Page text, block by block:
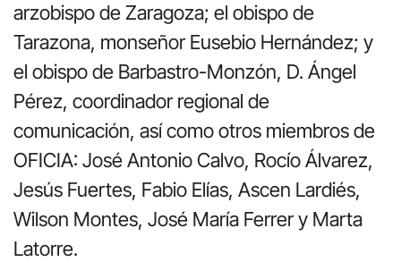
arzobispo de Zaragoza; el obispo de
Tarazona, monseñor Eusebio Hernández; y
el obispo de Barbastro-Monzón, D. Ángel
Pérez, coordinador regional de
comunicación, así como otros miembros de
OFICIA: José Antonio Calvo, Rocío Álvarez,
Jesús Fuertes, Fabio Elías, Ascen Lardiés,
Wilson Montes, José María Ferrer y Marta
Latorre.